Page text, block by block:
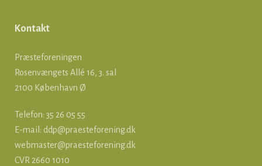
Kontakt
Præsteforeningen
Rosenvængets Allé 16, 3. sal
2100 København Ø
Telefon: 35 26 05 55
E-mail: ddp@praesteforening.dk
webmaster@praesteforening.dk
CVR 2660 1010